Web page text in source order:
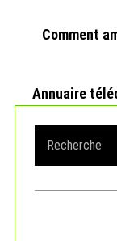
Comment
Annuaire
a
r